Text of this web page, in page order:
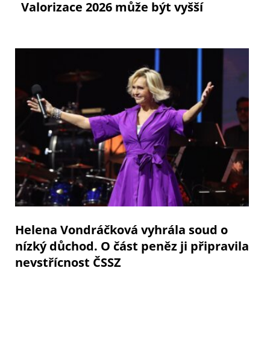
Valorizace 2026 může být vyšší
Helena Vondráčková vyhrála soud o
nízký důchod. O část peněz ji připravila
nevstřícnost ČSSZ